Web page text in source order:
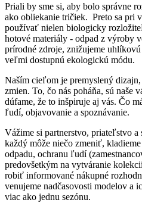
Priali by sme si, aby bolo správne
ako obliekanie tričiek. Preto sa pri
používať nielen biologicky
hotové materiály - odpad z výroby
prírodné zdroje, znižujeme
veľmi dostupnú ekologickú módu.
Naším cieľom je premyslený
zmien. To, čo nás poháňa, sú naše
dúfame, že to inšpiruje aj vás. Čo
ľudí, objavovanie a spoznávanie.
Vážime si partnerstvo, priateľstvo a
každý môže niečo zmeniť,
odpadu, ochranu ľudí
predovšetkým na vytváranie
robiť informované nákupné
venujeme nadčasovosti modelov a
viac ako jednu sezónu.